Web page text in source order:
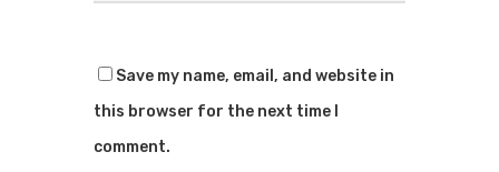
Save my name, email, and website in
this browser for the next time I
comment.